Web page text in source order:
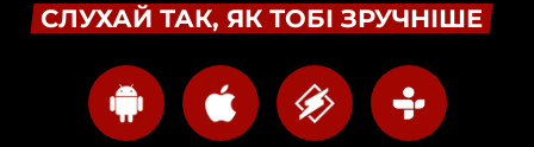
СЛУХАЙ ТАК, ЯК ТОБІ ЗРУЧНІШЕ